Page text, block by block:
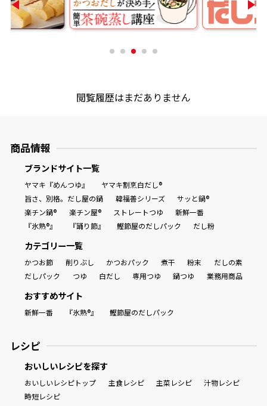
新鮮一番
閲覧履歴はまだありません
商品情報
ブランドサイト一覧
ヤマキ『めんつゆ』
ヤマキ割烹白だし®
旨さ、別格。だし屋の鍋
韓福善シリーズ
サッと鍋®
楽チン鍋®
楽チン屋® ストレートつゆ
新鮮一番
『氷熟®』
『踊り節』 鰹節屋のだしパック だし粉
カテゴリー一覧
かつお節 削りぶし かつおパック 煮干 粉末
だしの素
だしパック
つゆ 白だし 専用つゆ 鍋つゆ 業務用商品
おすすめサイト
新鮮一番 『氷熟®』 鰹節屋のだしパック
レシピ
おいしいレシピを探す
おいしいレシピトップ 主食レシピ 主菜レシピ
汁物レシピ
時短レシピ